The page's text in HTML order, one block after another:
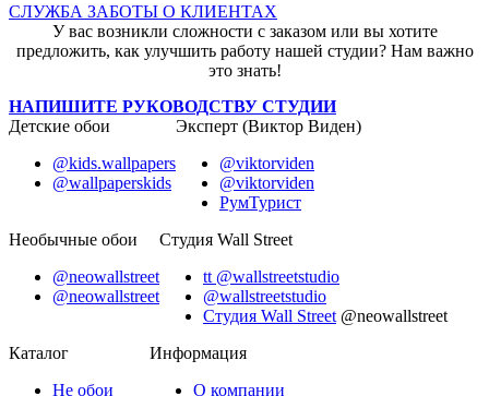
СЛУЖБА ЗАБОТЫ О КЛИЕНТАХ
У вас возникли сложности с заказом или вы хотите
предложить, как улучшить работу нашей студии? Нам важно
это знать!
НАПИШИТЕ РУКОВОДСТВУ СТУДИИ
Детские обои
@kids.wallpapers
@wallpaperskids
Эксперт (Виктор Виден)
@viktorviden
@viktorviden
РумТурист
Необычные обои
@neowallstreet
@neowallstreet
Студия Wall Street
tt @wallstreetstudio
@wallstreetstudio
Студия Wall Street @neowallstreet
Каталог
Не обои
Информация
О компании